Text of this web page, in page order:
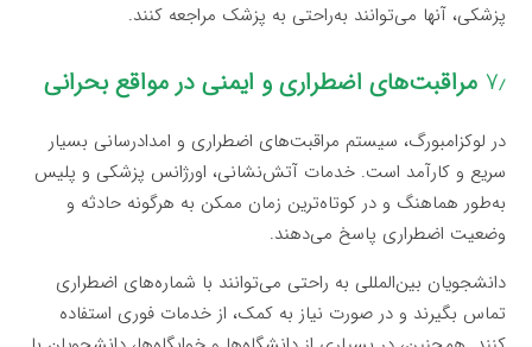
پزشکی، آنها می‌توانند به‌راحتی به پزشک مراجعه کنند.
۷٫ مراقبت‌های اضطراری و ایمنی در مواقع بحرانی
در لوکزامبورگ، سیستم مراقبت‌های اضطراری و امدادرسانی بسیار
سریع و کارآمد است. خدمات آتش‌نشانی، اورژانس پزشکی و پلیس
به‌طور هماهنگ و در کوتاه‌ترین زمان ممکن به هرگونه حادثه و
وضعیت اضطراری پاسخ می‌دهند.
دانشجویان بین‌المللی به راحتی می‌توانند با شماره‌های اضطراری
تماس بگیرند و در صورت نیاز به کمک، از خدمات فوری استفاده